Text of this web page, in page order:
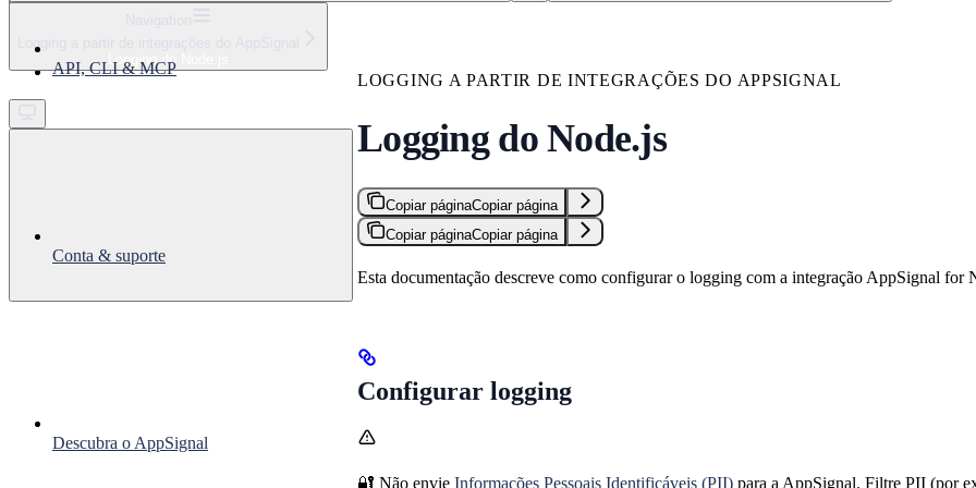
Get started
Logging a partir de integrações do AppSignal
Logging do Node.js
API, CLI & MCP
Conta & suporte
Descubra o AppSignal
LOGGING A PARTIR DE INTEGRAÇÕES DO APPSIGNAL
Logging do Node.js
Copiar páginaCopiar página
Copiar páginaCopiar página
Esta documentação descreve como configurar o logging com a integração AppSignal for
Configurar logging
🔐 Não envie Informações Pessoais Identificáveis (PII) para a AppSignal. Filtre PII (por